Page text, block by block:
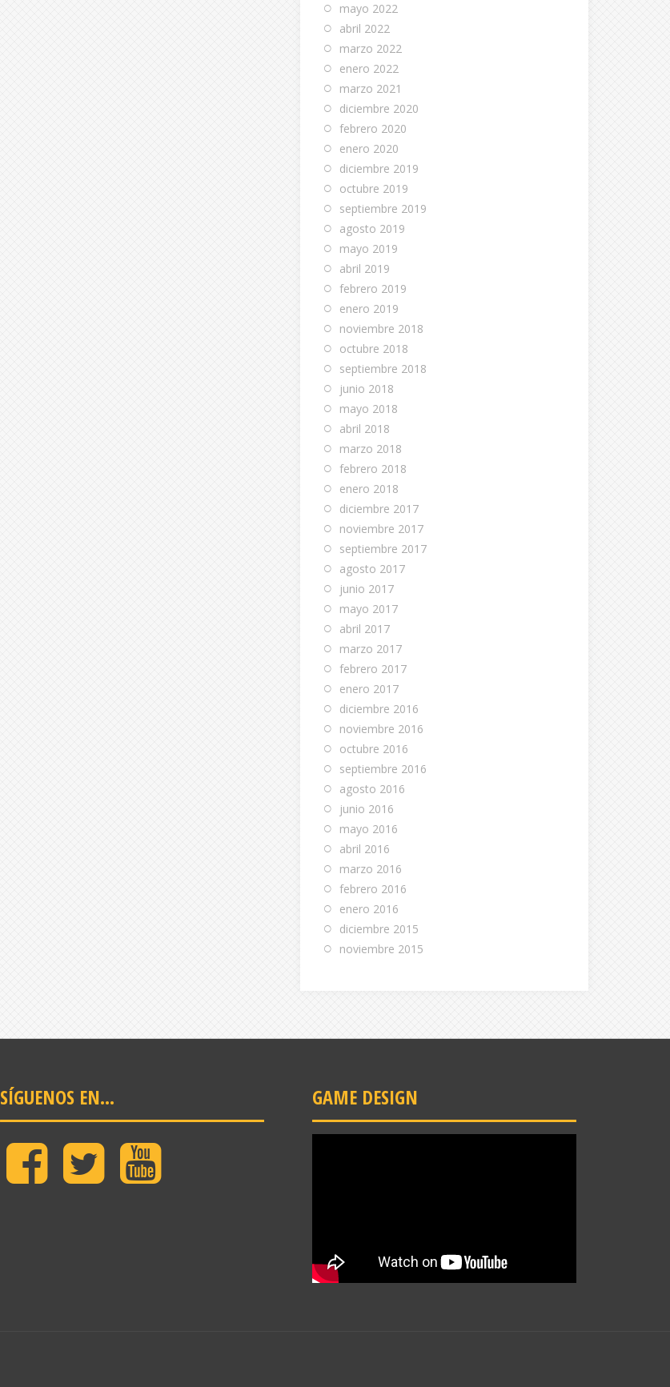
mayo 2022
abril 2022
marzo 2022
enero 2022
marzo 2021
diciembre 2020
febrero 2020
enero 2020
diciembre 2019
octubre 2019
septiembre 2019
agosto 2019
mayo 2019
abril 2019
febrero 2019
enero 2019
noviembre 2018
octubre 2018
septiembre 2018
junio 2018
mayo 2018
abril 2018
marzo 2018
febrero 2018
enero 2018
diciembre 2017
noviembre 2017
septiembre 2017
agosto 2017
junio 2017
mayo 2017
abril 2017
marzo 2017
febrero 2017
enero 2017
diciembre 2016
noviembre 2016
octubre 2016
septiembre 2016
agosto 2016
junio 2016
mayo 2016
abril 2016
marzo 2016
febrero 2016
enero 2016
diciembre 2015
noviembre 2015
SÍGUENOS EN…
Facebook
Granada
Twitter Youtube
GAME DESIGN